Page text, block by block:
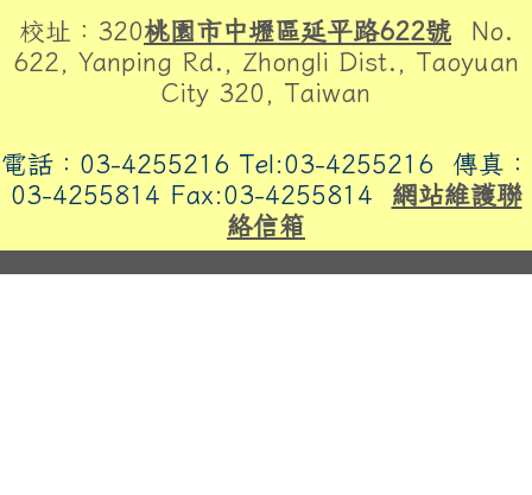
校址：320桃園市中壢區延平路622號 No.
622, Yanping Rd., Zhongli Dist., Taoyuan
City 320, Taiwan
電話：03-4255216 Tel:03-4255216 傳真：
03-4255814 Fax:03-4255814 網站維護聯
絡信箱